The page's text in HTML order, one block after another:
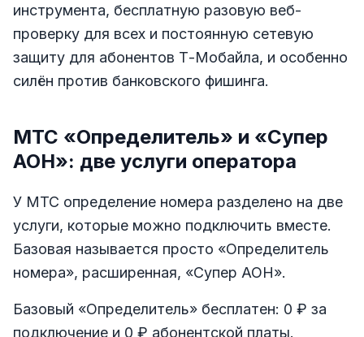
инструмента, бесплатную разовую веб-
проверку для всех и постоянную сетевую
защиту для абонентов Т-Мобайла, и особенно
силён против банковского фишинга.
МТС «Определитель» и «Супер
АОН»: две услуги оператора
У МТС определение номера разделено на две
услуги, которые можно подключить вместе.
Базовая называется просто «Определитель
номера», расширенная, «Супер АОН».
Базовый «Определитель» бесплатен: 0 ₽ за
подключение и 0 ₽ абонентской платы.